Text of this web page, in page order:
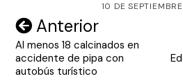
10 DE
Navegación
de
entradas
Anterior
Al menos 18 calcinados en
accidente de pipa con
autobús turístico